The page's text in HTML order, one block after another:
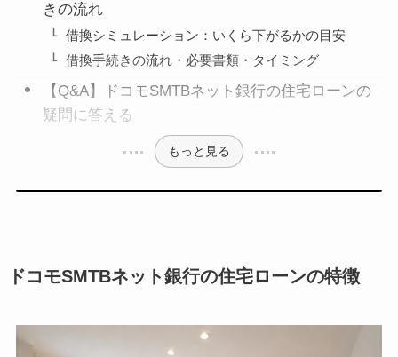
きの流れ
借換シミュレーション：いくら下がるかの目安
借換手続きの流れ・必要書類・タイミング
【Q&A】ドコモSMTBネット銀行の住宅ローンの
疑問に答える
もっと見る
ドコモSMTBネット銀行の住宅ローンの特徴